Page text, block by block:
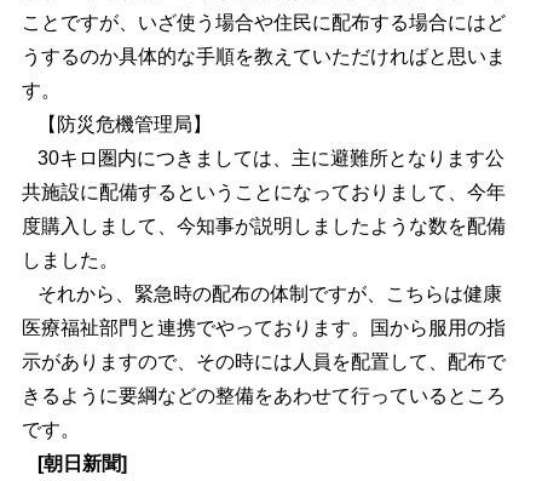
ことですが、いざ使う場合や住民に配布する場合にはど
うするのか具体的な手順を教えていただければと思いま
す。
【防災危機管理局】
30キロ圏内につきましては、主に避難所となります公
共施設に配備するということになっておりまして、今年
度購入しまして、今知事が説明しましたような数を配備
しました。
それから、緊急時の配布の体制ですが、こちらは健康
医療福祉部門と連携でやっております。国から服用の指
示がありますので、その時には人員を配置して、配布で
きるように要綱などの整備をあわせて行っているところ
です。
[朝日新聞]